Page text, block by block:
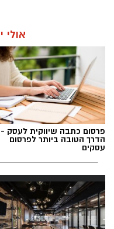
אולי
פרסום כתבה שיווקית לעסק -
הדרך הטובה ביותר לפרסום
עסקים